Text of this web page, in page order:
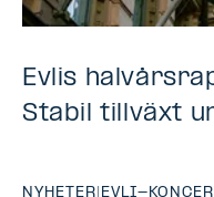
Evlis
Stabil tillväxt
NYHETER EVLI-